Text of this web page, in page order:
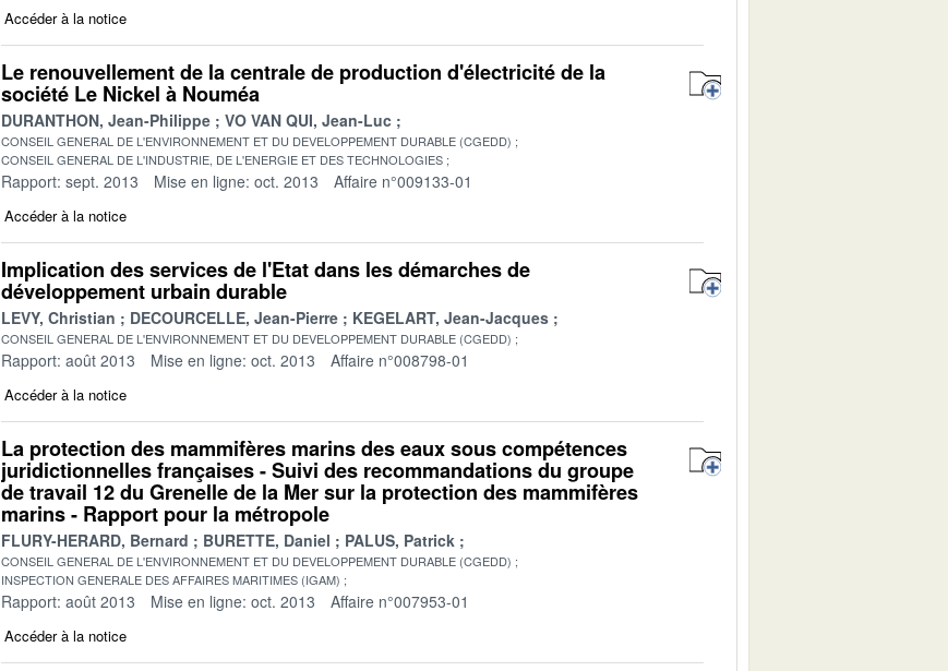
Accéder à la notice
Le renouvellement de la centrale de production d'électricité de la
société Le Nickel à Nouméa
DURANTHON, Jean-Philippe VO VAN QUI, Jean-Luc
CONSEIL GENERAL DE L'ENVIRONNEMENT ET DU DEVELOPPEMENT DURABLE (CGEDD)
CONSEIL GENERAL DE L'INDUSTRIE, DE L'ENERGIE ET DES TECHNOLOGIES
Rapport: sept. 2013 Mise en ligne: oct. 2013 Affaire n°009133-01
Accéder à la notice
Implication des services de l'Etat dans les démarches de
développement urbain durable
LEVY, Christian DECOURCELLE, Jean-Pierre KEGELART, Jean-Jacques
CONSEIL GENERAL DE L'ENVIRONNEMENT ET DU DEVELOPPEMENT DURABLE (CGEDD)
Rapport: août 2013 Mise en ligne: oct. 2013 Affaire n°008798-01
Accéder à la notice
La protection des mammifères marins des eaux sous compétences
juridictionnelles françaises - Suivi des recommandations du groupe
de travail 12 du Grenelle de la Mer sur la protection des mammifères
marins - Rapport pour la métropole
FLURY-HERARD, Bernard BURETTE, Daniel PALUS, Patrick
CONSEIL GENERAL DE L'ENVIRONNEMENT ET DU DEVELOPPEMENT DURABLE (CGEDD)
INSPECTION GENERALE DES AFFAIRES MARITIMES (IGAM)
Rapport: août 2013 Mise en ligne: oct. 2013 Affaire n°007953-01
Accéder à la notice